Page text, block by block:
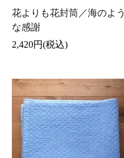
花よりも花封筒／海のよう
な感謝
2,420円(税込)